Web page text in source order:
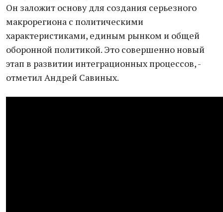
Он заложит основу для создания серьезного
макрорегиона с политическими
характеристиками, единым рынком и общей
оборонной политикой. Это совершенно новый
этап в развитии интеграционных процессов, -
отметил Андрей Савиных.